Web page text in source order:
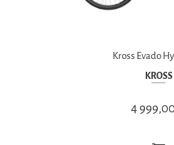
Kross Evado
KROSS
4